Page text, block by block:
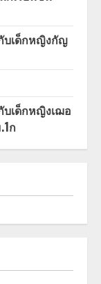
บเด็กหญิงกัญ
บเด็กหญิงเฌอ
ก